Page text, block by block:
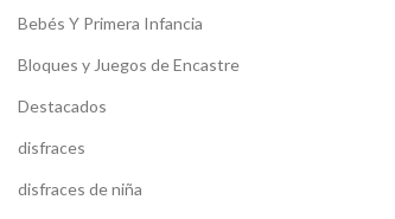
Bebés Y Primera Infancia
Bloques y Juegos de Encastre
Destacados
disfraces
disfraces de niña